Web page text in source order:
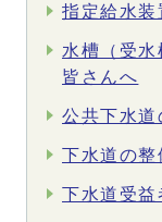
指定給水
水槽（受
皆さんへ
公共下水道
下水道の整
下水道受益